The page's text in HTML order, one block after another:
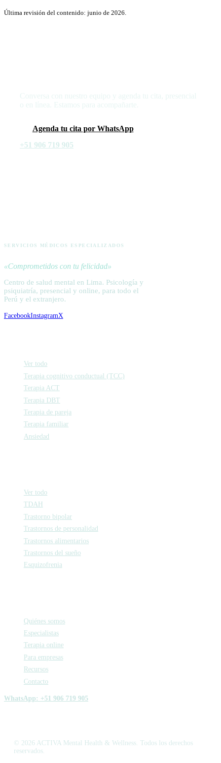
Última revisión del contenido: junio de 2026.
Conversa con nuestro equipo y agenda tu cita, presencial
o en línea. Estamos para acompañarte.
Agenda tu cita por WhatsApp
+51 906 719 905
SERVICIOS MÉDICOS ESPECIALIZADOS
«Comprometidos con tu felicidad»
Centro de salud mental en Lima. Psicología y
psiquiatría, presencial y online, para todo el
Perú y el extranjero.
FacebookInstagramX
Ver todo
Terapia cognitivo conductual (TCC)
Terapia ACT
Terapia DBT
Terapia de pareja
Terapia familiar
Ansiedad
Ver todo
TDAH
Trastorno bipolar
Trastornos de personalidad
Trastornos alimentarios
Trastornos del sueño
Esquizofrenia
Quiénes somos
Especialistas
Terapia online
Para empresas
Recursos
Contacto
WhatsApp: +51 906 719 905
© 2026 ACTIVA Mental Health & Wellness. Todos los derechos
reservados.